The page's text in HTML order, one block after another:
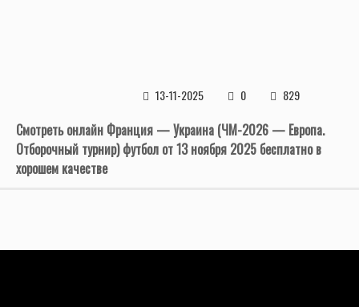
13-11-2025 0 829
Смотреть онлайн Франция — Украина (ЧМ-2026 — Европа.
Отборочный турнир) футбол от 13 ноября 2025 бесплатно в
хорошем качестве